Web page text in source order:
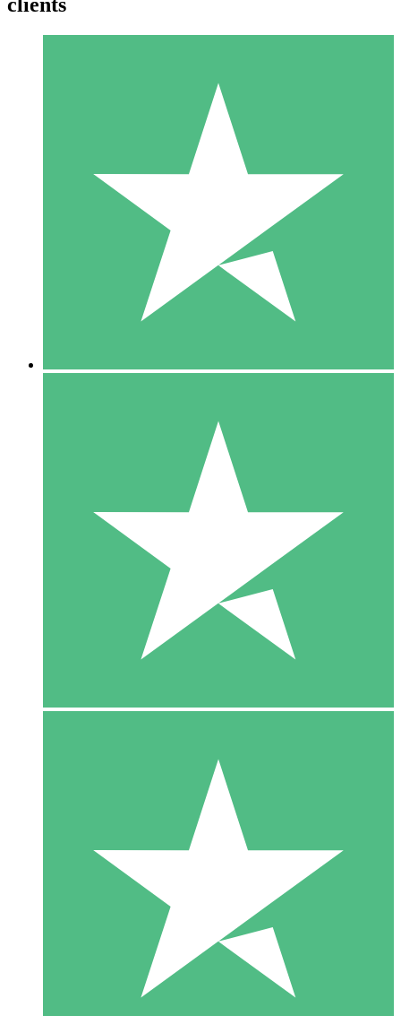
Packs de Crédits Individuels
Payez à l'utilisation avec des crédits de téléchargement. Sans
1 Téléchargement
10 00
10 Téléchargements
20 00
clients